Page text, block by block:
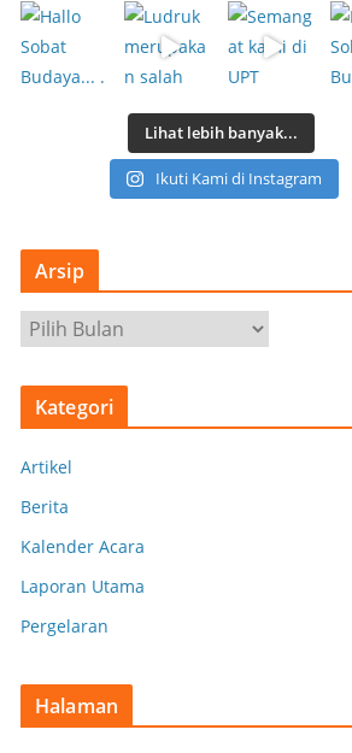
Lihat lebih banyak...
Ikuti Kami di Instagram
Arsip
r
s
Kategori
Artikel
Berita
Kalender Acara
Laporan Utama
Pergelaran
Halaman